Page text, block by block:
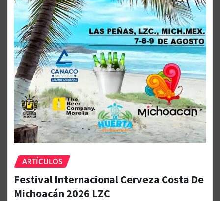
ARTÍCULOS
Festival Internacional Cerveza Costa De
Michoacán 2026 LZC